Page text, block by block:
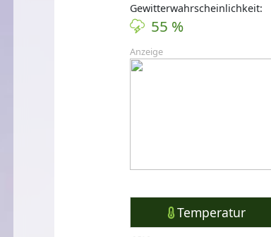
Gewitterwahrscheinlichkeit:
55 %
Anzeige
Temperatur